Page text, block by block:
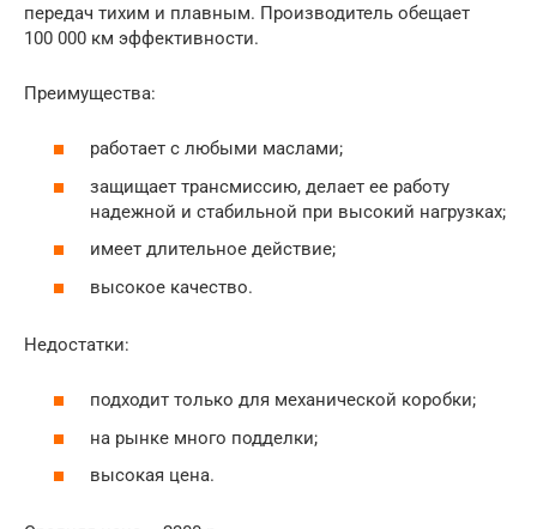
передач тихим и плавным. Производитель обещает
100 000 км эффективности.
Преимущества:
работает с любыми маслами;
защищает трансмиссию, делает ее работу
надежной и стабильной при высокий нагрузках;
имеет длительное действие;
высокое качество.
Недостатки:
подходит только для механической коробки;
на рынке много подделки;
высокая цена.